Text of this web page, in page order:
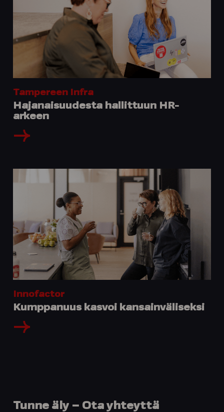
Tampereen Infra
Hajanaisuudesta hallittuun HR-
arkeen
Innofactor
Kumppanuus kasvoi kansainväliseksi
Tunne äly – Ota yhteyttä